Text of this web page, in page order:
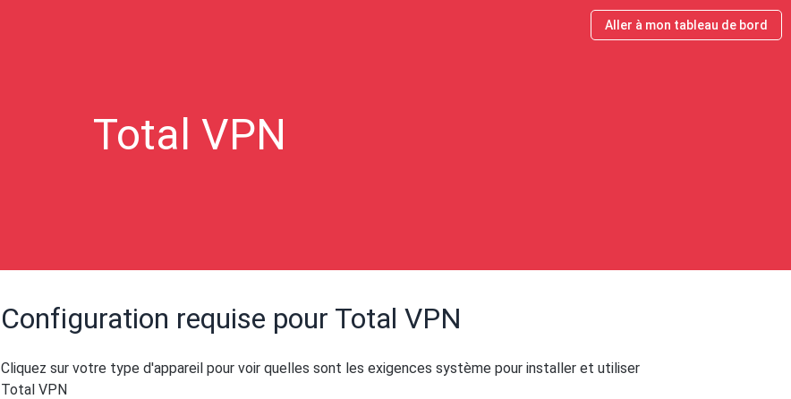
Aller à mon tableau de bord
Total VPN
Configuration requise pour Total VPN
Cliquez sur votre type d'appareil pour voir quelles sont les exigences système pour installer et utiliser
Total VPN